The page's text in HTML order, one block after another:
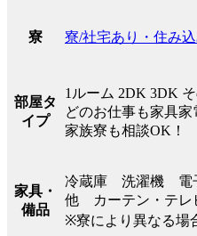
寮 寮/社宅あり・住み
部屋タ
イプ
1ルーム 2DK 3DK
どのお仕事も家具家
家族寮も相談OK！
家具・
備品
冷蔵庫 洗濯機 電
他 カーテン・テレ
※寮により異なる場